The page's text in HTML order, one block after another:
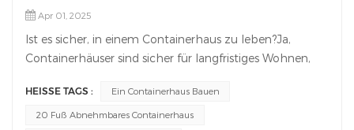
Apr 01, 2025
Ist es sicher, in einem Containerhaus zu leben?Ja,
Containerhäuser sind sicher für langfristiges Wohnen,
erfahrener Hersteller von Containerhäusernstellen wir
die Einhaltung internationaler Sicherheitsstandards
HEISSE TAGS : Ein Containerhaus Bauen
20 Fuß Abnehmbares Containerhaus